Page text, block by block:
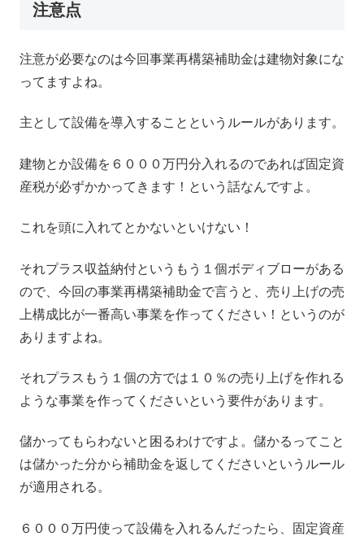
注意点
注意が必要なのは今回事業再構築補助金は建物対象にな
ってますよね。
主として設備を導入することというルールがあります。
建物とか設備を６０００万円分入れるのであれば固定資
産税が必ずかかってきます！という話なんですよ。
これを頭に入れてとかないといけない！
それプラス収益納付というもう１個ボディブローがある
ので、今回の事業再構築補助金で言うと、売り上げの売
上構成比が一番高い事業を作ってください！というのが
ありますよね。
それプラスもう１個の方では１０％の売り上げを作れる
ような事業を作ってくださいという要件があります。
儲かってもらわないと困るわけですよ。儲かるってこと
は儲かった分から補助金を返してくださいというルール
が適用される。
６０００万円使って設備を入れるんだったら、固定資産